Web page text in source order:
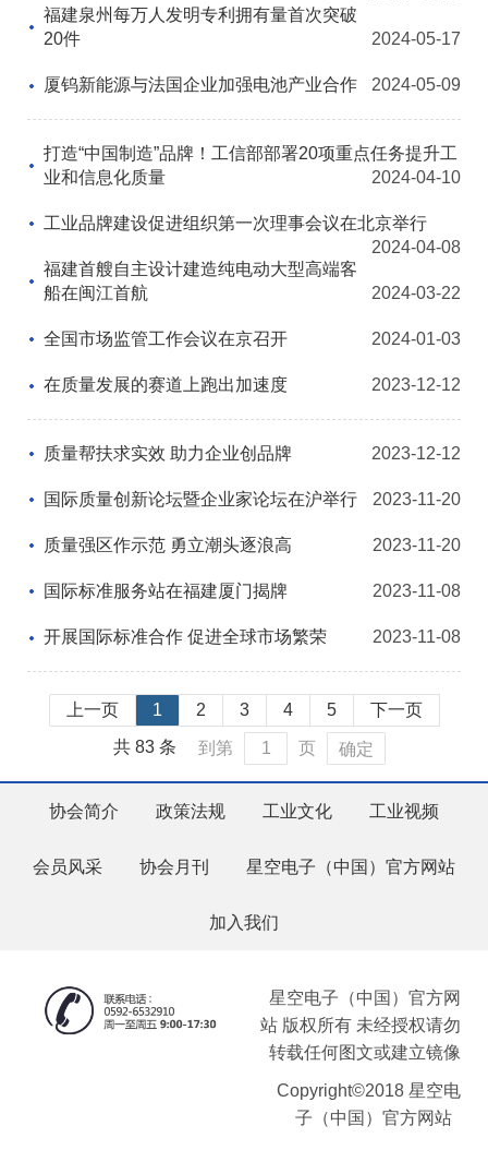
福建泉州每万人发明专利拥有量首次突破
20件
2024-05-17
厦钨新能源与法国企业加强电池产业合作 2024-05-09
打造“中国制造”品牌！工信部部署20项重点任务提升工
业和信息化质量
2024-04-10
工业品牌建设促进组织第一次理事会议在北京举行
2024-04-08
福建首艘自主设计建造纯电动大型高端客
船在闽江首航
2024-03-22
全国市场监管工作会议在京召开 2024-01-03
在质量发展的赛道上跑出加速度 2023-12-12
质量帮扶求实效 助力企业创品牌 2023-12-12
国际质量创新论坛暨企业家论坛在沪举行 2023-11-20
质量强区作示范 勇立潮头逐浪高 2023-11-20
国际标准服务站在福建厦门揭牌 2023-11-08
开展国际标准合作 促进全球市场繁荣 2023-11-08
上一页 1 2 3 4 5
下一页
共 83 条
到第 页 确定
协会简介 政策法规 工业文化 工业视频
会员风采 协会月刊 星空电子（中国）官方网站
加入我们
星空电子（中国）官方网
站 版权所有 未经授权请勿
转载任何图文或建立镜像
Copyright©2018 星空电
子（中国）官方网站